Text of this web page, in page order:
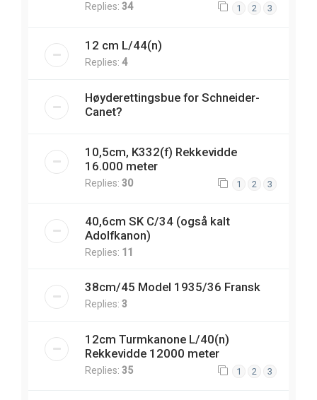
Replies: 34 1 2 3
12 cm L/44(n)
Replies: 4
Høyderettingsbue for Schneider-
Canet?
10,5cm, K332(f) Rekkevidde
16.000 meter
Replies: 30 1 2 3
40,6cm SK C/34 (også kalt
Adolfkanon)
Replies: 11
38cm/45 Model 1935/36 Fransk
Replies: 3
12cm Turmkanone L/40(n)
Rekkevidde 12000 meter
Replies: 35 1 2 3